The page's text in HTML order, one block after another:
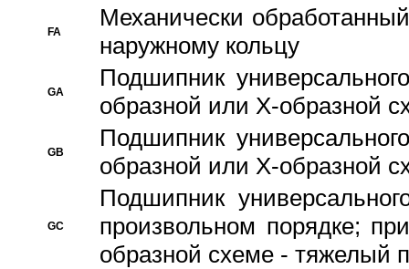
FA
Механически
наружному кольцу
GA
Подшипник
образной или Х-образной
GB
Подшипник
образной или Х-образной
GC
Подшипник
произвольном порядке;
образной схеме - тяжелый